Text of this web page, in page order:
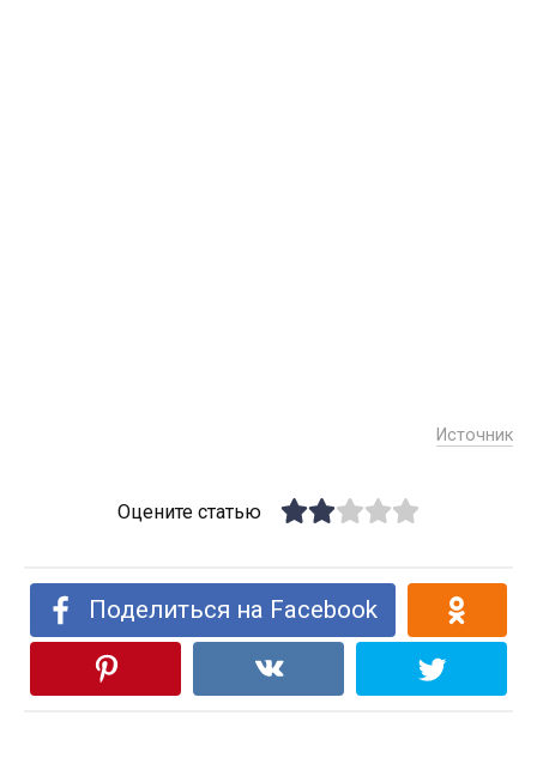
Источник
Оцените статью
Поделиться на Facebook